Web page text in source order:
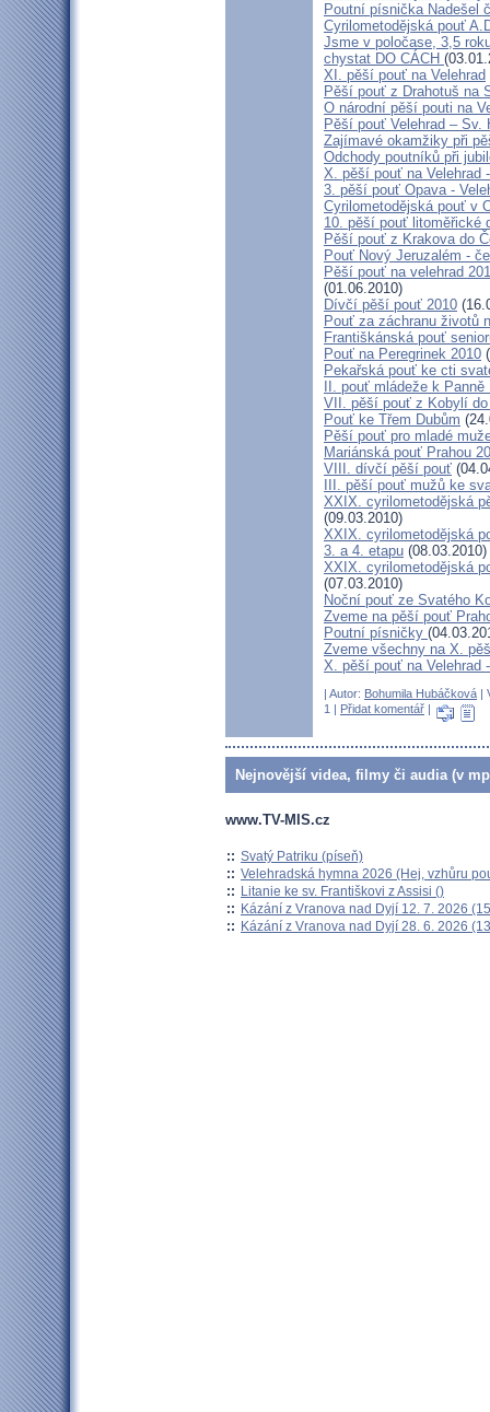
Poutní písnička Nadešel
Cyrilometodějská pouť
Jsme v poločase, 3,5
chystat DO CÁCH
XI. pěší pouť na Velehrad
Pěší pouť z Drahotuš na
O národní pěší pouti na
Pěší pouť Velehrad – Sv.
Zajímavé okamžiky při
Odchody poutníků při
X. pěší pouť na Velehrad
3. pěší pouť Opava -
Cyrilometodějská pouť v
10. pěší pouť litoměřické
Pěší pouť z Krakova do
Pouť Nový Jeruzalém -
Pěší pouť na velehrad
(01.06.2010)
Dívčí pěší pouť 2010
Pouť za záchranu životů
Františkánská pouť
Pouť na Peregrinek 2010
Pekařská pouť ke cti
II. pouť mládeže k
VII. pěší pouť z Kobylí
Pouť ke Třem Dubům
Pěší pouť pro mladé
Mariánská pouť Prahou
VIII. dívčí pěší pouť
III. pěší pouť mužů ke
XXIX. cyrilometodějská
(09.03.2010)
XXIX. cyrilometodějská
3. a 4. etapu (08.03.2010)
XXIX. cyrilometodějská
(07.03.2010)
Noční pouť ze Svatého
Zveme na pěší pouť
Poutní písničky
Zveme všechny na X.
X. pěší pouť na Velehrad
| Autor: Bohumila Hubáčková |
1 | Přidat komentář |
Nejnovější videa, filmy či audia (v
www.TV-MIS.cz
:: Svatý Patriku (píseň)
:: Velehradská hymna 2026 (Hej, vzhůru
:: Litanie ke sv. Františkovi z Assisi ()
:: Kázání z Vranova nad Dyjí 12. 7. 2026
:: Kázání z Vranova nad Dyjí 28. 6. 2026